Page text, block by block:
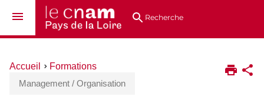
au
directsRecherche
Vous
ici :
Accueil
Formations
Management / Organisation